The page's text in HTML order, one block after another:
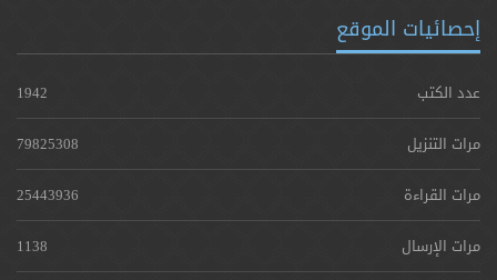
إحصائيات الموقع
عدد الكتب
1942
مرات التنزيل
79825308
مرات القراءة
25443936
مرات الإرسال
1138